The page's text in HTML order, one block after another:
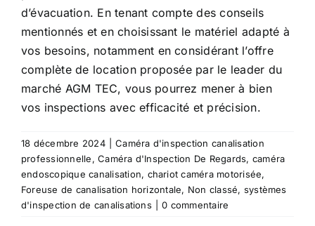
d’évacuation. En tenant compte des conseils
mentionnés et en choisissant le matériel adapté à
vos besoins, notamment en considérant l’offre
complète de location proposée par le leader du
marché AGM TEC, vous pourrez mener à bien
vos inspections avec efficacité et précision.
18 décembre 2024
Caméra d'inspection canalisation
professionnelle,Caméra d'Inspection De Regards, caméra
endoscopique canalisation, chariot caméra motorisée,
Foreuse de canalisation horizontale, Non classé, systèmes
d'inspection de canalisations
0 commentaire